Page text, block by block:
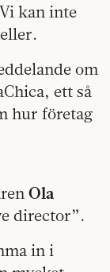
kan inte
om
ett så
hur företag
Ola
director”.
in i